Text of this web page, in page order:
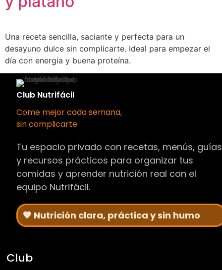
Una receta sencilla, saciante y perfecta para un
desayuno dulce sin complicarte. Ideal para empezar el
día con energía y buena proteína.
Club Nutrifácil
Come mejor cada semana,
sin complicarte
Tu espacio privado con recetas, menús, guías
y recursos prácticos para organizar tus
comidas y aprender nutrición real con el
equipo Nutrifácil.
🧡 Nutrición clara, práctica y sin humo
Club